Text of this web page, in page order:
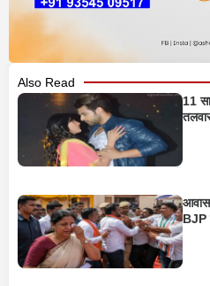
Also Read
11
आवास
BJP